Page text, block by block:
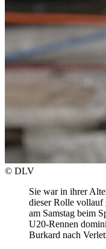
© DLV
Sie war in ihrer
dieser Rolle vollauf
am Samstag beim
U20-Rennen
Burkard nach